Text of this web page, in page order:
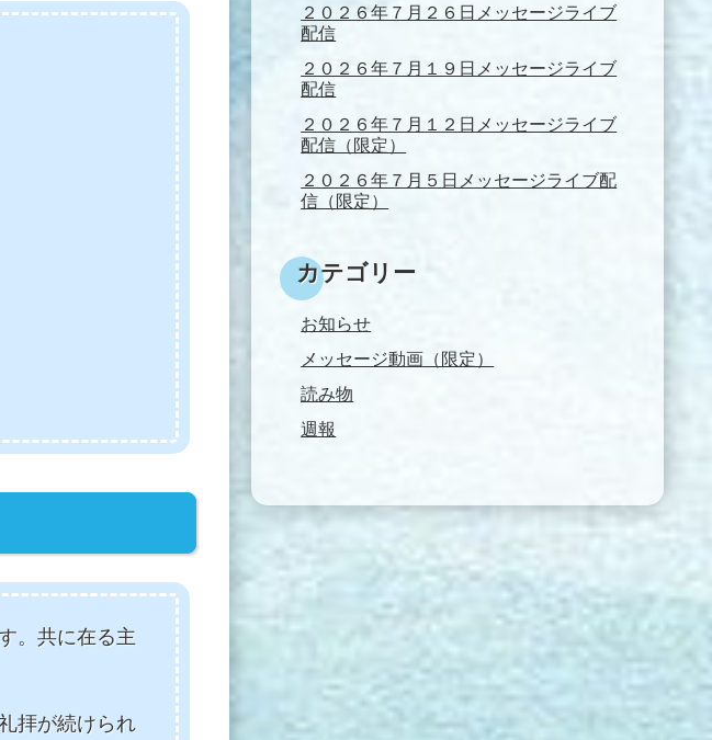
。共に在る主
拝が続けられ
２０２６年７月２６日メッセージライブ
配信
２０２６年７月１９日メッセージライブ
配信
２０２６年７月１２日メッセージライブ
配信（限定）
２０２６年７月５日メッセージライブ配
信（限定）
カテゴリー
お知らせ
メッセージ動画（限定）
読み物
週報